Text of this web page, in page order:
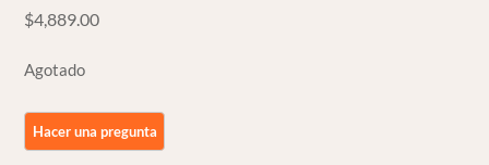
$4,889.00
Agotado